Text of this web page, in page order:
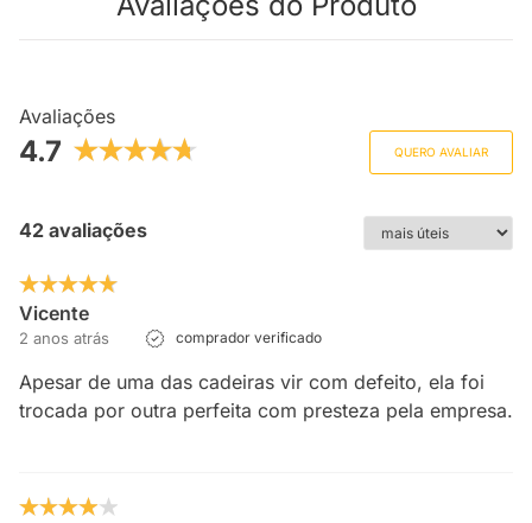
Avaliações
4.7 QUERO AVALIAR
42 avaliações
Vicente
2 anos atrás comprador verificado
Apesar de uma das cadeiras vir com defeito, ela foi
trocada por outra perfeita com presteza pela empresa.